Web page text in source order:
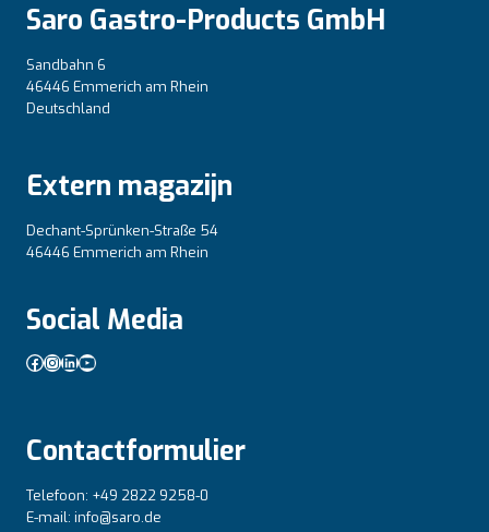
Saro Gastro-Products GmbH
Sandbahn 6
46446 Emmerich am Rhein
Deutschland
Extern magazijn
Dechant-Sprünken-Straße 54
46446 Emmerich am Rhein
Social Media
Facebook
Instagram
LinkedIn
YouTube
Contactformulier
Telefoon: +49 2822 9258-0
E-mail: info@saro.de